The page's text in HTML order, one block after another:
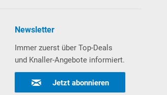
Newsletter
Immer zuerst über Top-Deals
und Knaller-Angebote informiert.
Jetzt abonnieren